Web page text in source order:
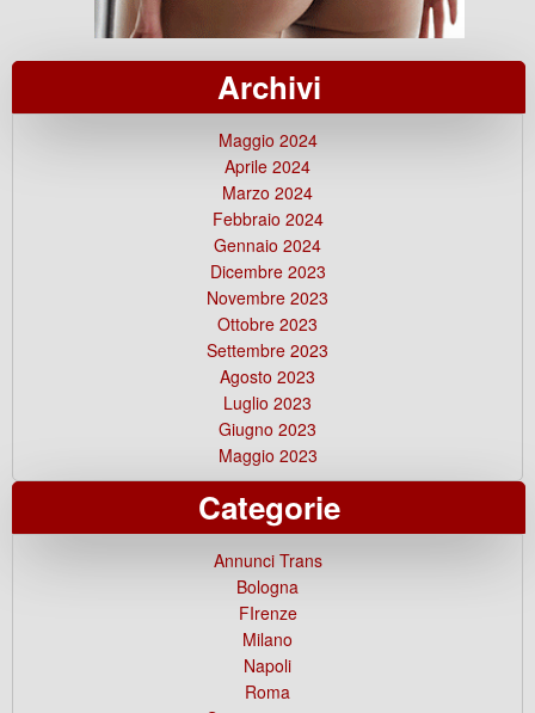
Archivi
Maggio 2024
Aprile 2024
Marzo 2024
Febbraio 2024
Gennaio 2024
Dicembre 2023
Novembre 2023
Ottobre 2023
Settembre 2023
Agosto 2023
Luglio 2023
Giugno 2023
Maggio 2023
Categorie
Annunci Trans
Bologna
FIrenze
Milano
Napoli
Roma